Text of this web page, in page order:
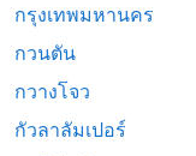
กรุงเทพมหานคร
กวนตัน
กวางโจว
กัวลาลัมเปอร์